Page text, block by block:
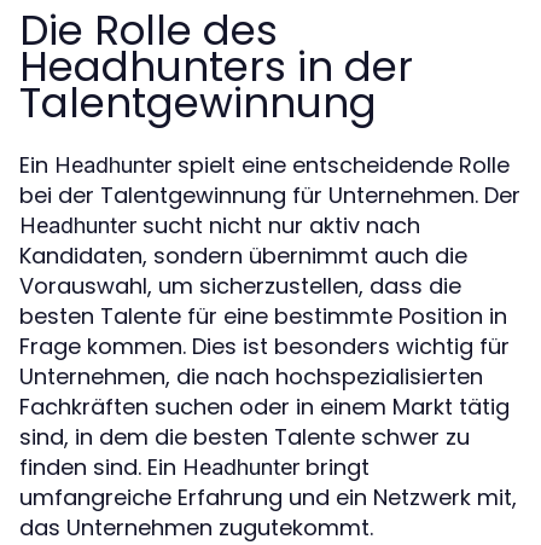
Die Rolle des
Headhunters in der
Talentgewinnung
Ein Headhunter spielt eine entscheidende Rolle
bei der Talentgewinnung für Unternehmen. Der
Headhunter sucht nicht nur aktiv nach
Kandidaten, sondern übernimmt auch die
Vorauswahl, um sicherzustellen, dass die
besten Talente für eine bestimmte Position in
Frage kommen. Dies ist besonders wichtig für
Unternehmen, die nach hochspezialisierten
Fachkräften suchen oder in einem Markt tätig
sind, in dem die besten Talente schwer zu
finden sind. Ein Headhunter bringt
umfangreiche Erfahrung und ein Netzwerk mit,
das Unternehmen zugutekommt.